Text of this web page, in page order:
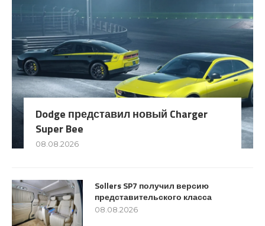
Dodge представил новый Charger
Super Bee
08.08.2026
Sollers SP7 получил версию
представительского класса
08.08.2026